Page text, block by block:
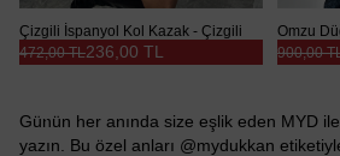
Çizgili İspanyol Kol Kazak - Çizgili
236,00 TL
472,00 TL 900,00
Günün her anında size eşlik eden MYD
yazın. Bu özel anları @mydukkan